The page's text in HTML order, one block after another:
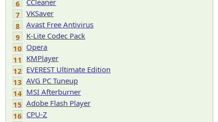
6
CCleaner
7
VKSaver
8
Avast Free Antivirus
9
K-Lite Codec Pack
10 Opera
11 KMPlayer
12 EVEREST Ultimate Edition
13 AVG PC Tuneup
14 MSI Afterburner
15 Adobe Flash Player
16 CPU-Z